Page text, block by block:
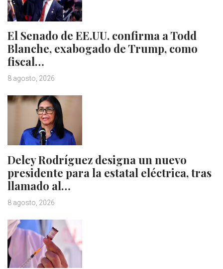
El Senado de EE.UU. confirma a Todd
Blanche, exabogado de Trump, como
fiscal…
8 agosto, 2026
Delcy Rodríguez designa un nuevo
presidente para la estatal eléctrica, tras
llamado al…
8 agosto, 2026